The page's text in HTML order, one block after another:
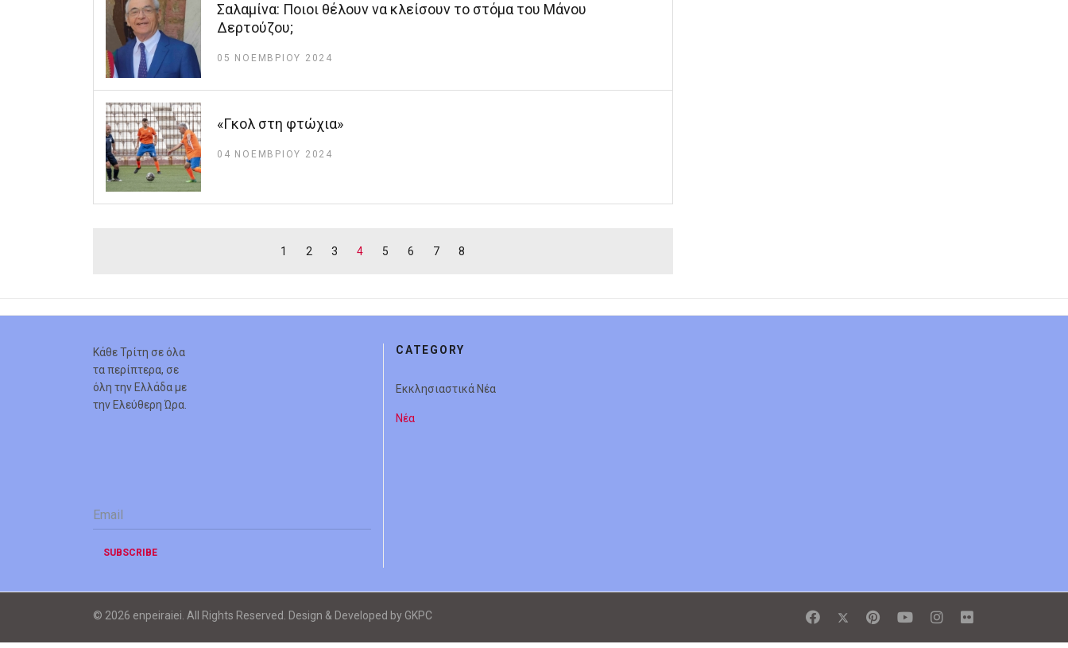
Σαλαμίνα: Ποιοι θέλουν να κλείσουν το στόμα του Μάνου
Δερτούζου;
05 ΝΟΕΜΒΡΊΟΥ 2024
«Γκολ στη φτώχια»
04 ΝΟΕΜΒΡΊΟΥ 2024
1 2 3 4 5 6 7 8
Κάθε Τρίτη σε όλα
τα περίπτερα, σε
όλη την Ελλάδα με
την Ελεύθερη Ώρα.
Email
*
SUBSCRIBE
CATEGORY
Εκκλησιαστικά Νέα
Νέα
© 2026 enpeiraiei. All Rights Reserved. Design & Developed by GKPC